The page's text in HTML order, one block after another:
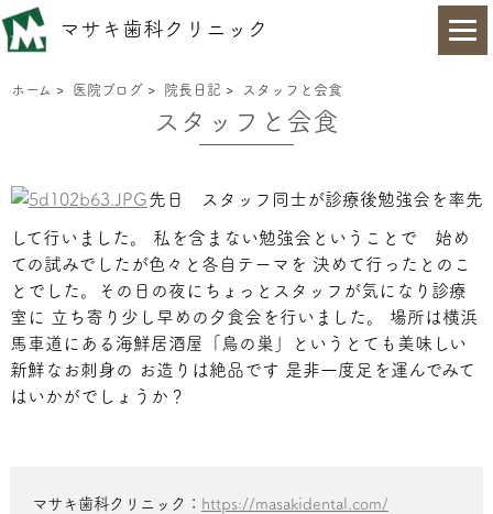
マサキ歯科クリニック
ホーム > 医院ブログ > 院長日記 > スタッフと会食
スタッフと会食
先日 スタッフ同士が診療後勉強会を率先
して行いました。
私を含まない勉強会ということで 始め
ての試みでしたが色々と各自テーマを 決めて行ったとのこ
とでした。その日の夜にちょっとスタッフが気になり診療
室に 立ち寄り少し早めの夕食会を行いました。
場所は横浜
馬車道にある海鮮居酒屋「鳥の巣」というとても美味しい
新鮮なお刺身の お造りは絶品です 是非一度足を運んでみて
はいかがでしょうか？
マサキ歯科クリニック： https://masakidental.com/